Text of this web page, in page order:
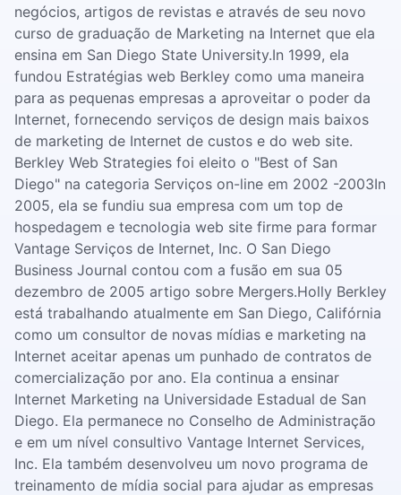
negócios, artigos de revistas e através de seu novo
curso de graduação de Marketing na Internet que ela
ensina em San Diego State University.In 1999, ela
fundou Estratégias web Berkley como uma maneira
para as pequenas empresas a aproveitar o poder da
Internet, fornecendo serviços de design mais baixos
de marketing de Internet de custos e do web site.
Berkley Web Strategies foi eleito o "Best of San
Diego" na categoria Serviços on-line em 2002 -2003In
2005, ela se fundiu sua empresa com um top de
hospedagem e tecnologia web site firme para formar
Vantage Serviços de Internet, Inc. O San Diego
Business Journal contou com a fusão em sua 05
dezembro de 2005 artigo sobre Mergers.Holly Berkley
está trabalhando atualmente em San Diego, Califórnia
como um consultor de novas mídias e marketing na
Internet aceitar apenas um punhado de contratos de
comercialização por ano. Ela continua a ensinar
Internet Marketing na Universidade Estadual de San
Diego. Ela permanece no Conselho de Administração
e em um nível consultivo Vantage Internet Services,
Inc. Ela também desenvolveu um novo programa de
treinamento de mídia social para ajudar as empresas